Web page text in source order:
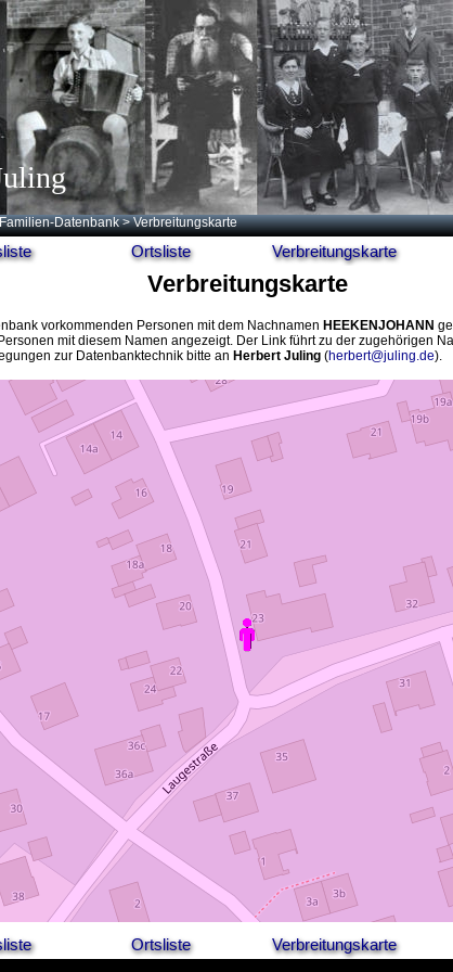
Familien-Datenbank > Verbreitungskarte
Ortsliste Verbreitungskarte
Verbreitungskarte
vorkommenden Personen mit dem Nachnamen HEEKENJOHANN
mit diesem Namen angezeigt. Der Link führt zu der zugehörigen
zur Datenbanktechnik bitte an Herbert Juling (herbert@juling.de).
Ortsliste Verbreitungskarte